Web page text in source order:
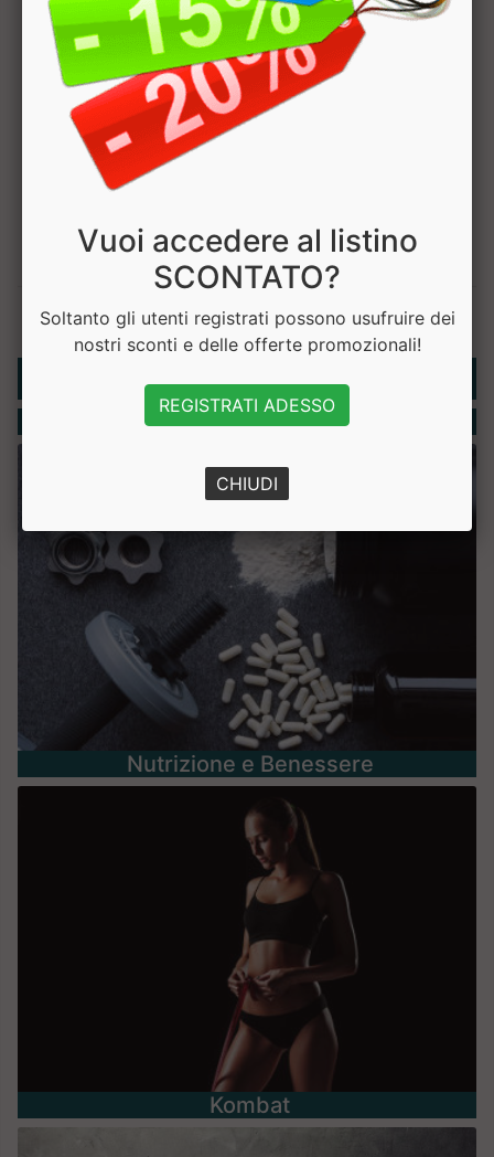
Rubriche
Integratori
Nutrizione e Benessere
Kombat
Vuoi accedere al listino
SCONTATO?
Soltanto gli utenti registrati possono usufruire dei
nostri sconti e delle offerte promozionali!
REGISTRATI ADESSO
CHIUDI